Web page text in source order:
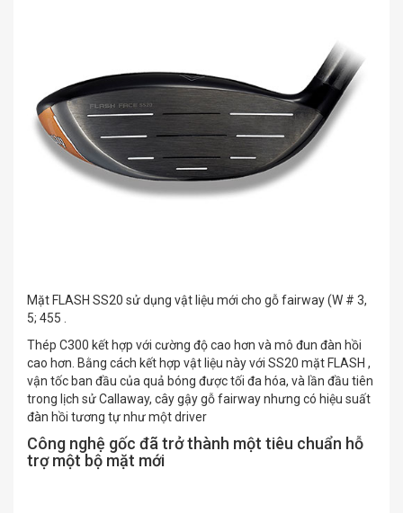
Mặt FLASH SS20 sử dụng vật liệu mới cho gỗ fairway (W # 3,
5; 455 .
Thép C300 kết hợp với cường độ cao hơn và mô đun đàn hồi
cao hơn. Bằng cách kết hợp vật liệu này với SS20 mặt FLASH ,
vận tốc ban đầu của quả bóng được tối đa hóa, và lần đầu tiên
trong lịch sử Callaway, cây gậy gỗ fairway nhưng có hiệu suất
đàn hồi tương tự như một driver
Công nghệ gốc đã trở thành một tiêu chuẩn hỗ
trợ một bộ mặt mới